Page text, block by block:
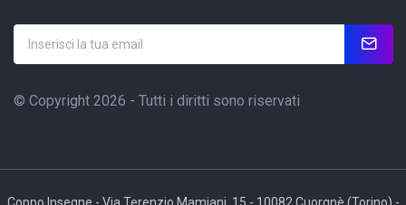
© Copyright 2026 - Tutti i diritti sono riservati